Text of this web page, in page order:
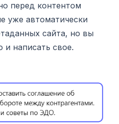
перед контентом
уже автоматически
сайта, но вы
и написать свое.